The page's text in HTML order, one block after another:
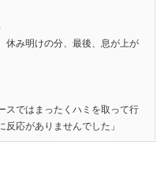
休み明けの分、最後、息が上が
スではまったくハミを取って行
応がありませんでした」